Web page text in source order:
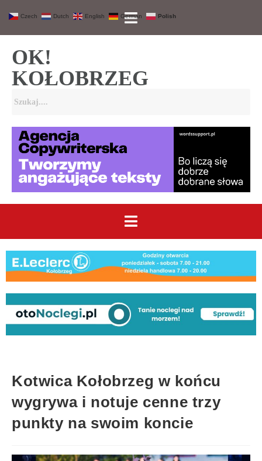
OK!
KOŁOBRZEG
Kotwica Kołobrzeg w końcu
wygrywa i notuje cenne trzy
punkty na swoim koncie
Czech Dutch English German Polish